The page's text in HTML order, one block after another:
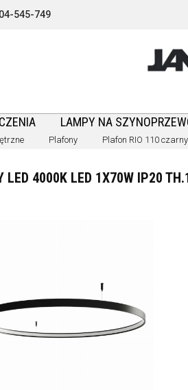
545-749
LAMPY NA
Plafony Plafon RIO 110
LED 4000K LED 1X70W IP20